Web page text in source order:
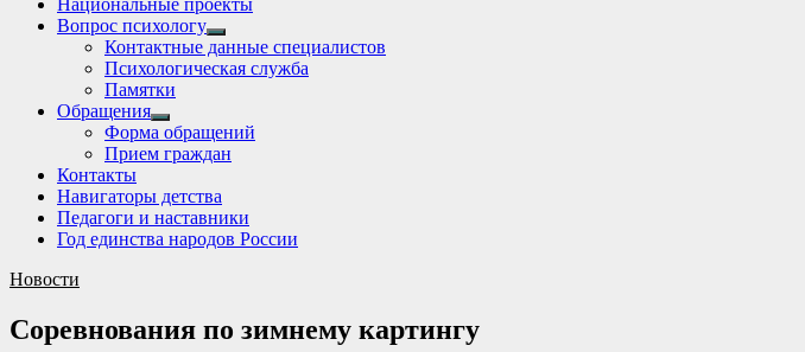
Национальные проекты
Вопрос психологу
Show
sub
menu
Контактные данные специалистов
Психологическая служба
Памятки
Обращения
Show
sub
menu
Форма обращений
Прием граждан
Контакты
Навигаторы детства
Педагоги и наставники
Год единства народов России
Новости
Соревнования по зимнему картингу